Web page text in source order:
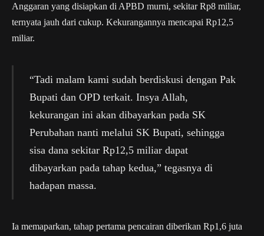
Anggaran yang disiapkan di APBD murni, sekitar Rp8 miliar,
ternyata jauh dari cukup. Kekurangannya mencapai Rp12,5
miliar.
“Tadi malam kami sudah berdiskusi dengan Pak
Bupati dan OPD terkait. Insya Allah,
kekurangan ini akan dibayarkan pada SK
Perubahan nanti melalui SK Bupati, sehingga
sisa dana sekitar Rp12,5 miliar dapat
dibayarkan pada tahap kedua,” tegasnya di
hadapan massa.
Ia memaparkan, tahap pertama pencairan diberikan Rp1,6 juta